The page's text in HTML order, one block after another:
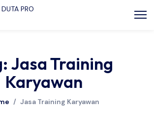
Jasa Training
Karyawan
/ Jasa Training Karyawan